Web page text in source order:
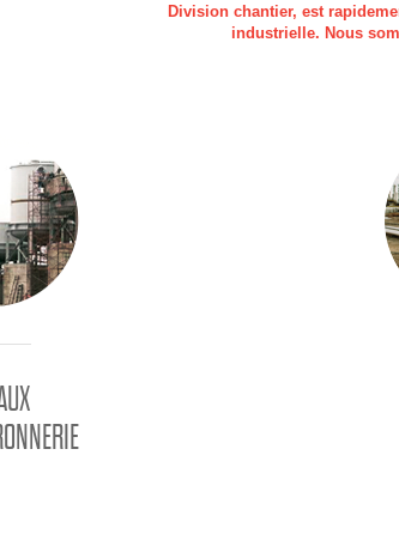
Division chantier, est
industrielle. Nous